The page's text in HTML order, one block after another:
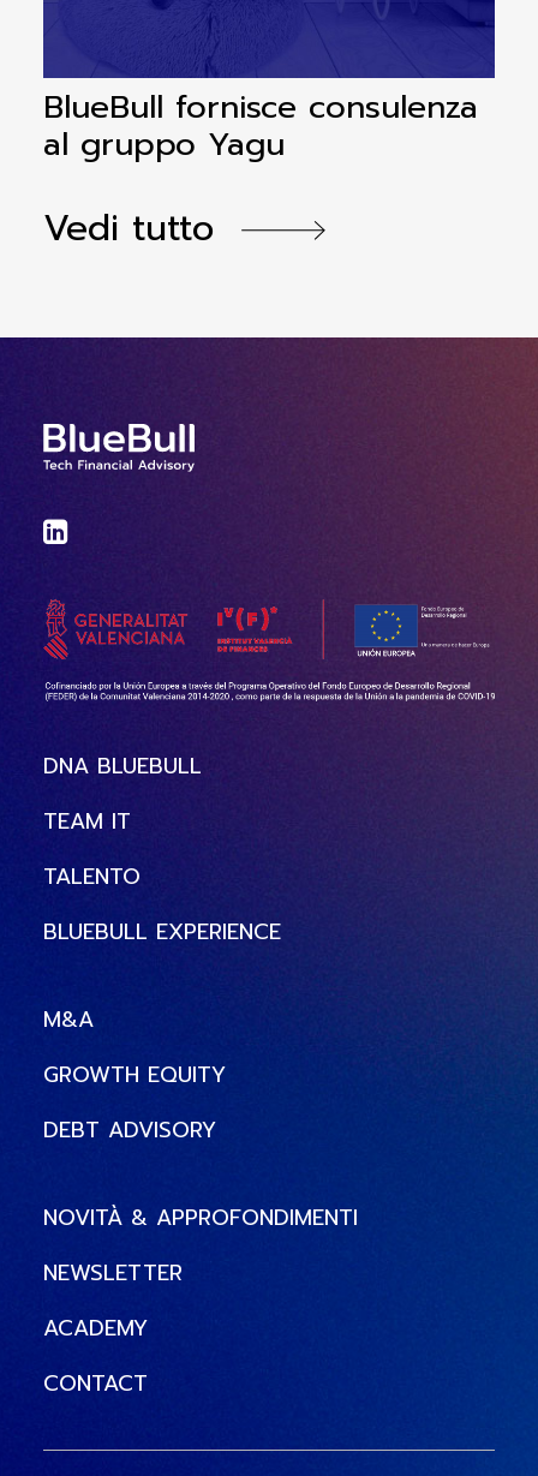
BlueBull fornisce consulenza
al gruppo Yagu
Vedi tutto
DNA BLUEBULL
TEAM IT
TALENTO
BLUEBULL EXPERIENCE
M&A
GROWTH EQUITY
DEBT ADVISORY
NOVITÀ & APPROFONDIMENTI
NEWSLETTER
ACADEMY
CONTACT